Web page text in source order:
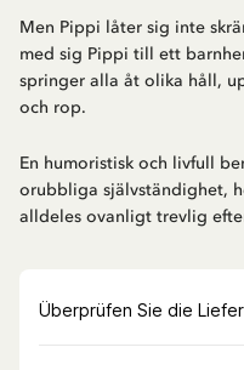
Men Pippi låter sig inte
med sig Pippi till ett
springer alla åt olika håll,
och rop.
En humoristisk och livfull
orubbliga självständighet,
alldeles ovanligt trevlig